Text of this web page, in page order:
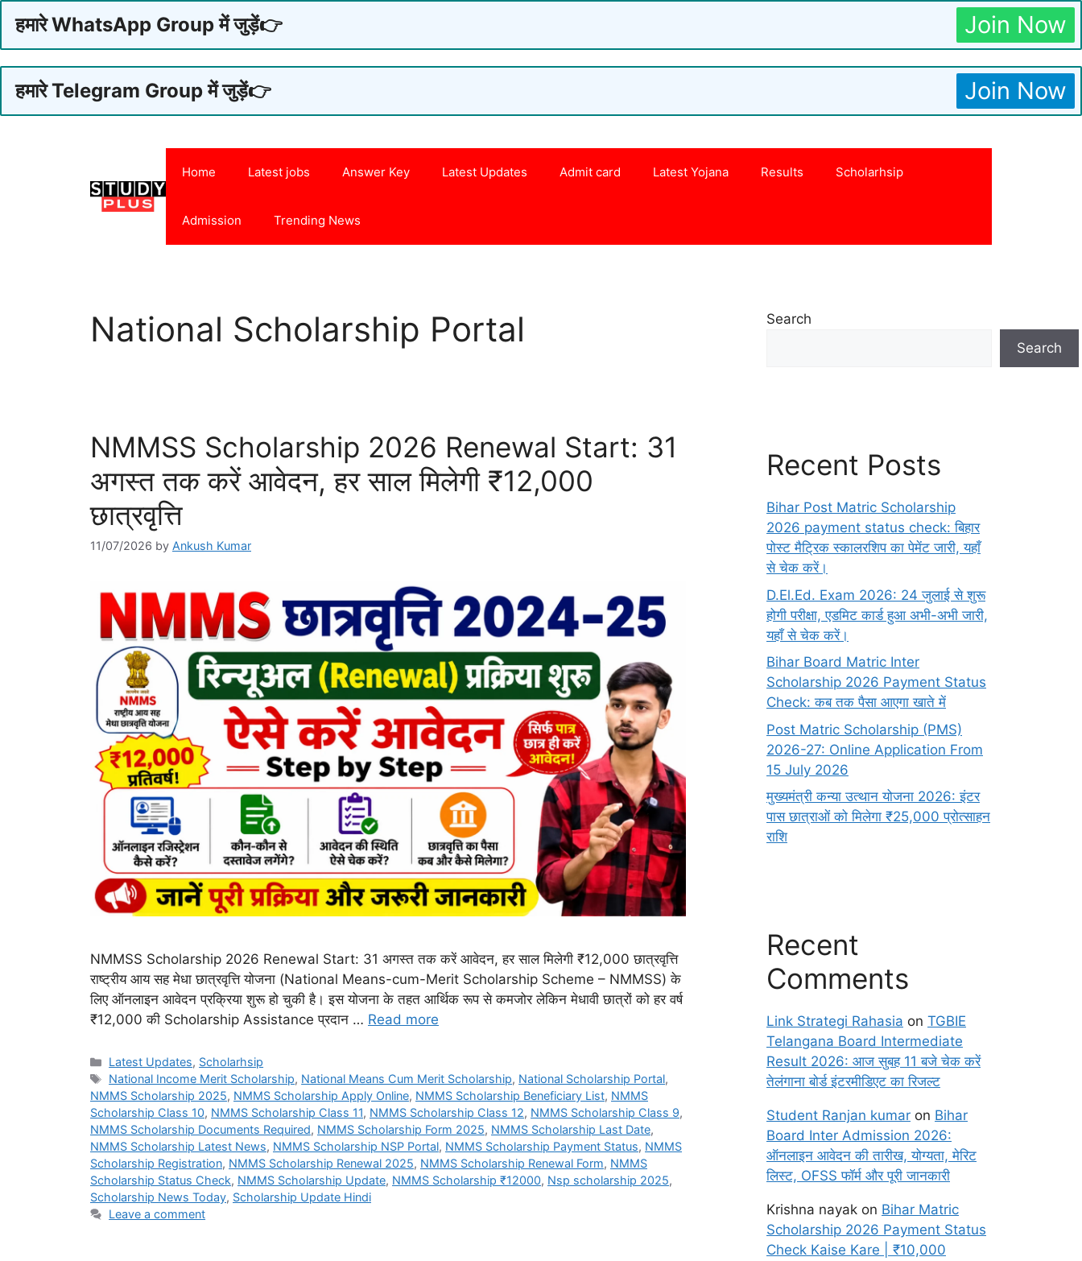
हमारे WhatsApp Group में जुड़ें👉 Join Now
हमारे Telegram Group में जुड़ें👉 Join Now
Home Latest jobs Answer Key Latest Updates Admit card Latest Yojana Results Scholarhsip
Admission Trending News
National Scholarship Portal
NMMSS Scholarship 2026 Renewal Start: 31
अगस्त तक करें आवेदन, हर साल मिलेगी ₹12,000
छात्रवृत्ति
11/07/2026 by Ankush Kumar
NMMSS Scholarship 2026 Renewal Start: 31 अगस्त तक करें आवेदन, हर साल मिलेगी ₹12,000 छात्रवृत्ति
राष्ट्रीय आय सह मेधा छात्रवृत्ति योजना (National Means-cum-Merit Scholarship Scheme – NMMSS) के
लिए ऑनलाइन आवेदन प्रक्रिया शुरू हो चुकी है। इस योजना के तहत आर्थिक रूप से कमजोर लेकिन मेधावी छात्रों को हर वर्ष
₹12,000 की Scholarship Assistance प्रदान … Read more
Categories
Latest Updates, Scholarhsip
Tags
National Income Merit Scholarship, National Means Cum Merit Scholarship, National Scholarship Portal,
NMMS Scholarship 2025, NMMS Scholarship Apply Online, NMMS Scholarship Beneficiary List, NMMS
Scholarship Class 10, NMMS Scholarship Class 11, NMMS Scholarship Class 12, NMMS Scholarship Class 9,
NMMS Scholarship Documents Required, NMMS Scholarship Form 2025, NMMS Scholarship Last Date,
NMMS Scholarship Latest News, NMMS Scholarship NSP Portal, NMMS Scholarship Payment Status, NMMS
Scholarship Registration, NMMS Scholarship Renewal 2025, NMMS Scholarship Renewal Form, NMMS
Scholarship Status Check, NMMS Scholarship Update, NMMS Scholarship ₹12000, Nsp scholarship 2025,
Scholarship News Today, Scholarship Update Hindi
Leave a comment
Search
Search
Recent Posts
Bihar Post Matric Scholarship
2026 payment status check: बिहार
पोस्ट मैट्रिक स्कालरशिप का पेमेंट जारी, यहाँ
से चेक करें।
D.El.Ed. Exam 2026: 24 जुलाई से शुरू
होगी परीक्षा, एडमिट कार्ड हुआ अभी-अभी जारी,
यहाँ से चेक करें।
Bihar Board Matric Inter
Scholarship 2026 Payment Status
Check: कब तक पैसा आएगा खाते में
Post Matric Scholarship (PMS)
2026-27: Online Application From
15 July 2026
मुख्यमंत्री कन्या उत्थान योजना 2026: इंटर
पास छात्राओं को मिलेगा ₹25,000 प्रोत्साहन
राशि
Recent
Comments
Link Strategi Rahasia on TGBIE
Telangana Board Intermediate
Result 2026: आज सुबह 11 बजे चेक करें
तेलंगाना बोर्ड इंटरमीडिएट का रिजल्ट
Student Ranjan kumar on Bihar
Board Inter Admission 2026:
ऑनलाइन आवेदन की तारीख, योग्यता, मेरिट
लिस्ट, OFSS फॉर्म और पूरी जानकारी
Krishna nayak on Bihar Matric
Scholarship 2026 Payment Status
Check Kaise Kare | ₹10,000